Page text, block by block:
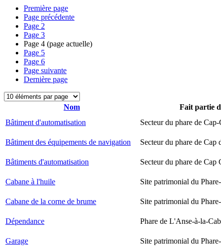
Première page
Page précédente
Page 2
Page 3
Page 4 (page actuelle)
Page 5
Page 6
Page suivante
Dernière page
Nom
Fait partie
Bâtiment d'automatisation
Secteur du phare de Cap-
Bâtiment des équipements de navigation Secteur du phare de Cap
Bâtiments d'automatisation Secteur du phare de Cap
Cabane à l'huile Site patrimonial du
Cabane de la corne de brume Site patrimonial du
Dépendance Phare de L'Anse-à-la-
Garage Site patrimonial du